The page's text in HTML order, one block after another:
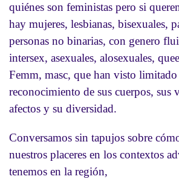
quiénes son feministas pero si
hay mujeres, lesbianas, bisexuales,
personas no binarias, con genero
intersex, asexuales, alosexuales,
Femm, masc, que han visto limitado
reconocimiento de sus cuerpos, sus
afectos y su diversidad.
Conversamos sin tapujos sobre
nuestros placeres en los contextos
tenemos en la región,